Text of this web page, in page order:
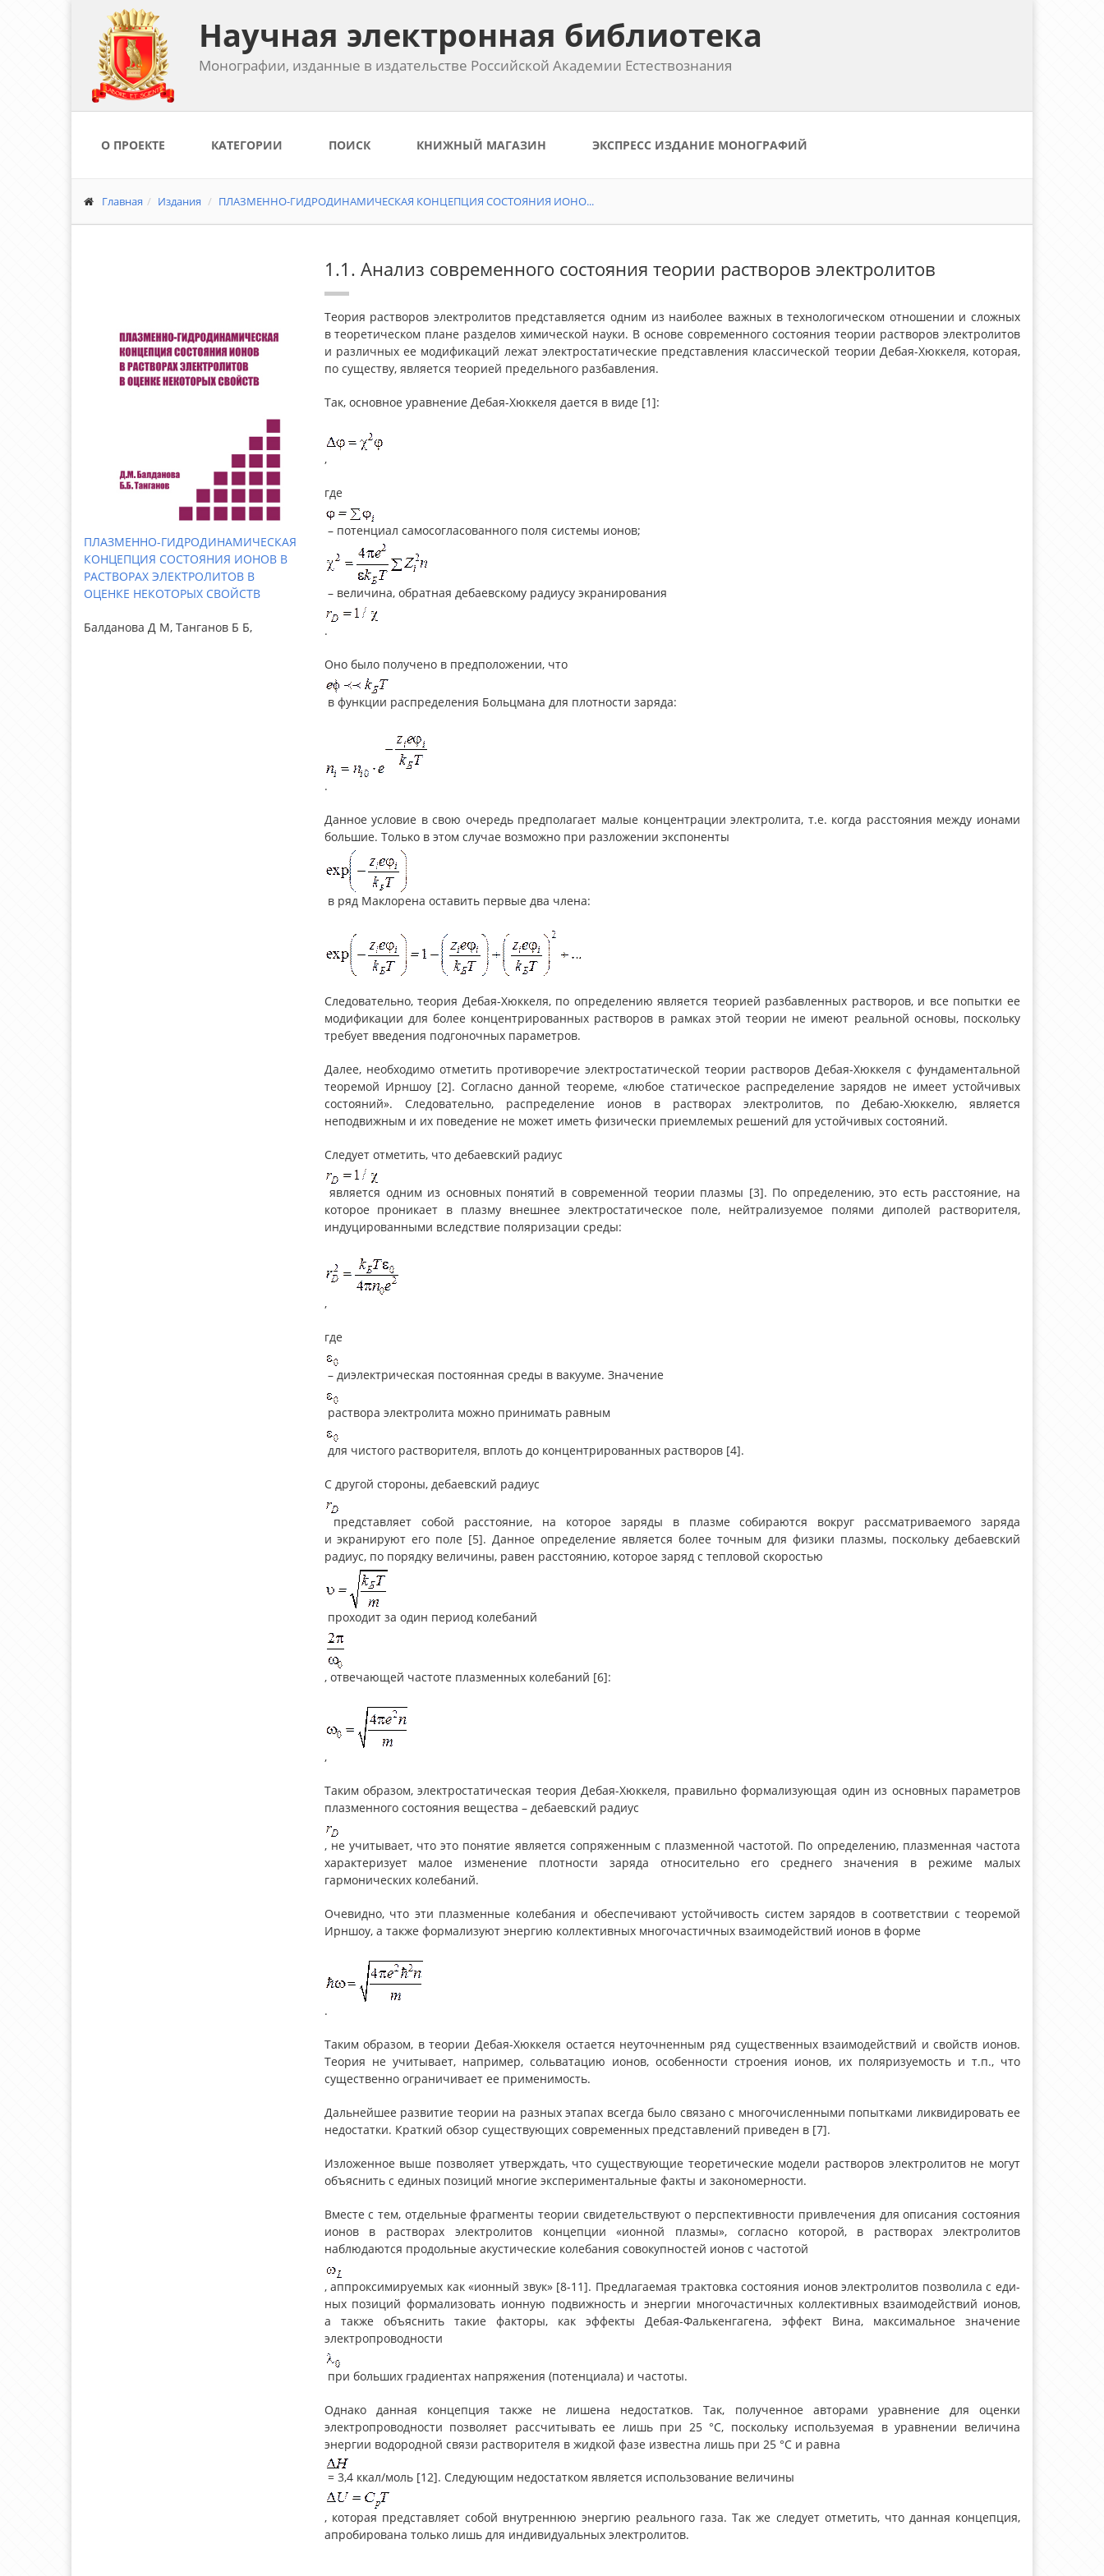
Научная электронная библиотека
Монографии, изданные в издательстве Российской Академии Естествознания
О ПРОЕКТЕ КАТЕГОРИИ ПОИСК КНИЖНЫЙ МАГАЗИН ЭКСПРЕСС ИЗДАНИЕ МОНОГРАФИЙ
Главная Издания ПЛАЗМЕННО-ГИДРОДИНАМИЧЕСКАЯ КОНЦЕПЦИЯ СОСТОЯНИЯ ИОНО...
ПЛАЗМЕННО-ГИДРОДИНАМИЧЕСКАЯ
КОНЦЕПЦИЯ СОСТОЯНИЯ ИОНОВ В
РАСТВОРАХ ЭЛЕКТРОЛИТОВ В
ОЦЕНКЕ НЕКОТОРЫХ СВОЙСТВ
Балданова Д М, Танганов Б Б,
1.1. Анализ современного состояния теории растворов электролитов
Теория растворов электролитов представляется одним из наиболее важных в технологическом отношении и сложных
в теоретическом плане разделов химической науки. В основе современного состояния теории растворов электролитов
и различных ее модификаций лежат электростатические представления классической теории Дебая-Хюккеля, которая,
по су­ществу, является теорией предельного разбавления.
Так, основное уравнение Дебая-Хюккеля дается в виде [1]:
,
где
– потенциал самосогласованного поля системы ионов;
– величина, обратная дебаевскому радиусу экранирования
.
Оно было получено в предположении, что
в функции распределения Больцмана для плотности заряда:
.
Данное условие в свою очередь предполагает малые концентрации электролита, т.е. когда расстояния между ионами
большие. Только в этом случае возможно при разложении экспоненты
в ряд Маклорена оставить первые два члена:
Следовательно, теория Дебая-Хюккеля, по определению является теорией разбавленных растворов, и все попытки ее
модификации для более концентрированных растворов в рамках этой теории не имеют реальной основы, поскольку
требует введения подгоночных параметров.
Далее, необходимо отметить противоречие электростатической теории растворов Дебая-Хюккеля с фундаментальной
теоремой Ирншоу [2]. Согласно данной теореме, «любое статическое распределение зарядов не имеет устойчивых
состояний». Следовательно, распределение ионов в растворах электролитов, по Дебаю-Хюккелю, является
неподвижным и их поведение не может иметь физически приемлемых решений для устойчивых состояний.
Следует отметить, что дебаевский радиус
является одним из основных понятий в современной теории плазмы [3]. По определению, это есть расстояние, на
которое проникает в плазму внешнее электростатическое поле, нейтрализуемое полями диполей растворителя,
индуцированными вследствие поляризации среды:
,
где
– диэлектрическая постоянная среды в вакууме. Значение
раствора электролита можно принимать равным
для чистого растворителя, вплоть до концентрированных растворов [4].
С другой стороны, дебаевский радиус
представляет собой расстояние, на которое заряды в плазме собираются вокруг рассматриваемого заряда
и экранируют его поле [5]. Данное определение является более точным для физики плазмы, поскольку дебаевский
радиус, по порядку величины, равен расстоянию, которое заряд с тепловой скоростью
проходит за один период колебаний
, отвечающей частоте плазменных колебаний [6]:
,
Таким образом, электростатическая теория Дебая-Хюккеля, правильно формализующая один из основных параметров
плазменного состояния вещества – дебаевский радиус
, не учитывает, что это понятие является сопряженным с плазменной частотой. По определению, плазменная частота
характеризует малое изменение плотности заряда относительно его среднего значения в режиме малых
гармонических колебаний.
Очевидно, что эти плазменные колебания и обеспечивают устойчивость систем зарядов в соответствии с теоремой
Ирншоу, а также формализуют энергию коллективных многочастичных взаимодействий ионов в форме
.
Таким образом, в теории Дебая-Хюккеля остается неуточненным ряд существенных взаимодействий и свойств ионов.
Теория не учитывает, например, сольватацию ионов, особенности строения ионов, их поляризуемость и т.п., что
существенно ограничивает ее применимость.
Дальнейшее развитие теории на разных этапах всегда было связано с многочисленными попытками ликвидировать ее
недостатки. Краткий обзор существующих современных представлений приведен в [7].
Изложенное выше позволяет утверждать, что существующие теоретические модели растворов электролитов не могут
объяснить с единых позиций многие экспериментальные факты и закономерности.
Вместе с тем, отдельные фрагменты теории свидетельствуют о пер­спективности привлечения для описания состояния
ионов в растворах электролитов концепции «ионной плазмы», согласно которой, в растворах электролитов
наблюдаются продольные акустические колебания совокупностей ионов с частотой
, аппроксимируемых как «ионный звук» [8-11]. Предлагаемая трактовка состояния ионов электролитов позволила с еди­
ных позиций формализовать ионную подвижность и энергии многочастичных коллективных взаимодействий ионов,
а также объяснить такие факторы, как эффекты Дебая-Фалькенгагена, эффект Вина, максимальное значение
электропроводности
при больших градиентах напряжения (потенциала) и частоты.
Однако данная концепция также не лишена недостатков. Так, полученное авторами уравнение для оценки
электропроводности позволяет рассчитывать ее лишь при 25 °С, поскольку используемая в уравнении величина
энергии водородной связи растворителя в жидкой фазе известна лишь при 25 °С и равна
= 3,4 ккал/моль [12]. Следующим недостатком является использование величины
, которая представляет собой внут­реннюю энергию реального газа. Так же следует отметить, что данная концепция,
апробирована только лишь для индивидуальных электролитов.